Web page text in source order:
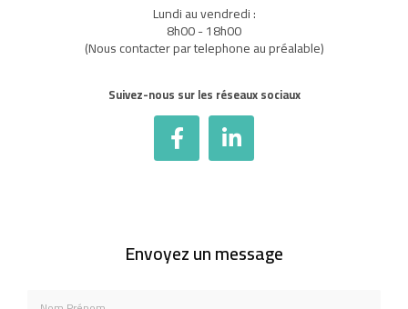
Lundi au vendredi :
8h00 - 18h00
(Nous contacter par telephone au préalable)
Suivez-nous sur les réseaux sociaux
Envoyez un message